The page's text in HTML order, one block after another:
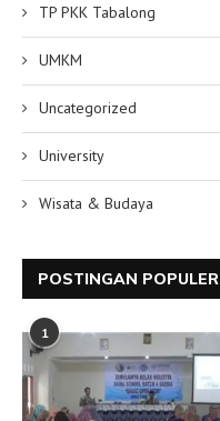
TP PKK Tabalong
UMKM
Uncategorized
University
Wisata & Budaya
POSTINGAN POPULER
1